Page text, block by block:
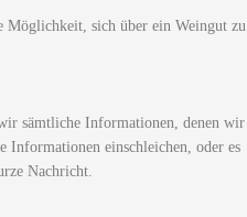
Möglichkeit, sich über ein Weingut zu
sämtliche Informationen, denen wir
Informationen einschleichen, oder es
Nachricht.